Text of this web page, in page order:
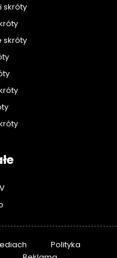
skróty
skróty
Polityka